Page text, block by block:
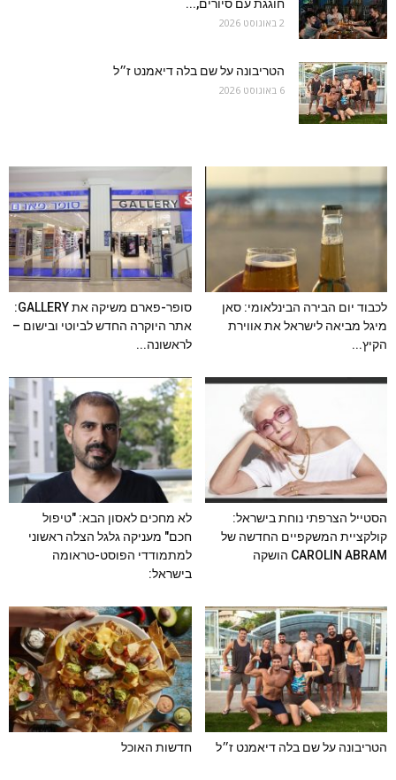
חוגגת עם סיורים,...
2 באוגוסט 2026
הטריבונה על שם בלה דיאמנט ז״ל
6 באוגוסט 2026
לכבוד יום הבירה הבינלאומי: סאן
מיגל מביאה לישראל את אווירת
הקיץ...
סופר-פארם משיקה את GALLERY:
אתר היוקרה החדש לביוטי ובישום –
לראשונה...
הסטייל הצרפתי נוחת בישראל:
קולקציית המשקפיים החדשה של
CAROLIN ABRAM הושקה
לא מחכים לאסון הבא: "טיפול
חכם" מעניקה גלגל הצלה ראשוני
למתמודדי הפוסט-טראומה
בישראל:
הטריבונה על שם בלה דיאמנט ז״ל חדשות האוכל